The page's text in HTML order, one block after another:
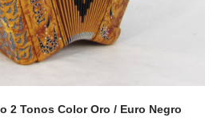
2 Tonos Color Oro / Euro Negro